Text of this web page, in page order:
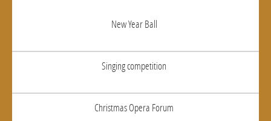
New Year Ball
Singing competition
Christmas Opera Forum